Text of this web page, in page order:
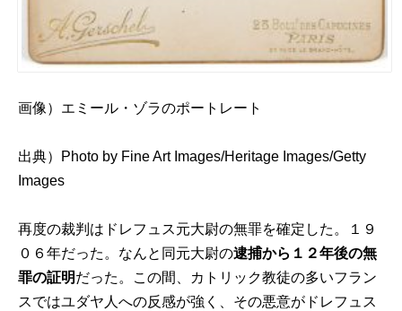
画像）エミール・ゾラのポートレート
出典）
Photo by Fine Art Images/Heritage Images/Getty
Images
再度の裁判はドレフュス元大尉の無罪を確定した。１９
０６年だった。なんと同元大尉の逮捕から１２年後の無
罪の証明だった。この間、カトリック教徒の多いフラン
スではユダヤ人への反感が強く、その悪意がドレフュス